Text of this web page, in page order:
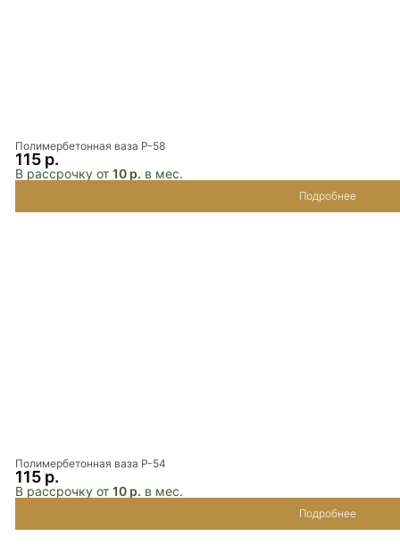
Полимербетонная ваза P-58
115 р.
В рассрочку от 10 р. в мес.
Подробнее
Полимербетонная ваза P-54
115 р.
В рассрочку от 10 р. в мес.
Подробнее